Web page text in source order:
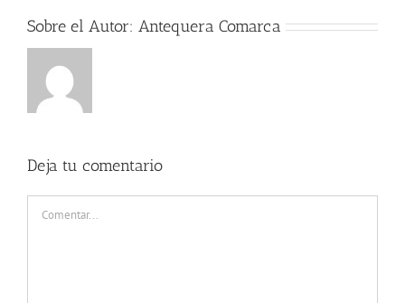
Sobre el Autor: Antequera Comarca
Deja tu comentario